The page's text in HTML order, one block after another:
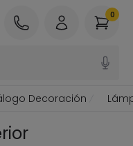
0
Decoración